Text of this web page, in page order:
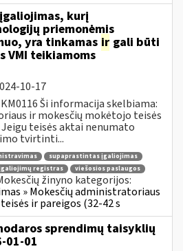
kurį
priemonėmis
yra tinkamas ir gali būti
VMI teikiamoms
10-17
Ši informacija skelbiama:
ir mokesčių mokėtojo teisės
teisės aktai nenumato
tvirtinti...
supaprastintas įgaliojimas
registras
viešosios paslaugos
žinyno kategorijos:
» Mokesčių administratoriaus
ir pareigos (32-42 s
sprendimų taisyklių
01-01